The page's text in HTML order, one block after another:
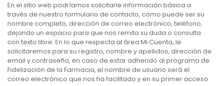
En el sitio web podríamos solicitarle información básica a
través de nuestro formulario de contacto, como puede ser su
nombre completo, dirección de correo electrónico, teléfono,
dejando un espacio para que nos remita su duda o consulta
con texto libre. En lo que respecta al área Mi Cuenta, le
solicitaremos para su registro, nombre y apellidos, dirección de
email y contraseña, en caso de estar adherido al programa de
Fidelización de la Farmacia, el nombre de usuario será el
correo electrónico que nos ha facilitado y en su primer acceso